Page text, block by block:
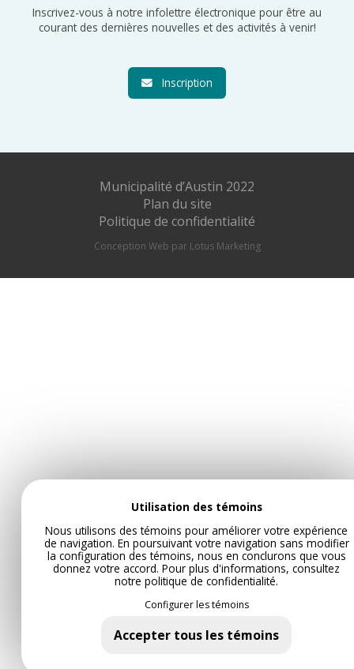
Inscrivez-vous à notre infolettre électronique pour être au
courant des dernières nouvelles et des activités à venir!
Inscription
Municipalité d’Austin 2022
Plan du site
Politique de confidentialité
Conception Web par Lotus Marketing
Utilisation des témoins
Nous utilisons des témoins pour améliorer votre expérience
de navigation. En poursuivant votre navigation sans modifier
la configuration des témoins, nous en conclurons que vous
donnez votre accord. Pour plus d'informations, consultez
notre politique de confidentialité.
Configurer les témoins
Accepter tous les témoins